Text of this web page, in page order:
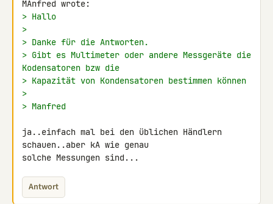
> Hallo
>
> Danke für die Antworten.
> Gibt es Multimeter oder andere Messgeräte die
Kodensatoren bzw die
> Kapazität von Kondensatoren bestimmen können
>
> Manfred
ja..einfach mal bei den üblichen Händlern
schauen..aber kA wie genau
solche Messungen sind...
Antwort